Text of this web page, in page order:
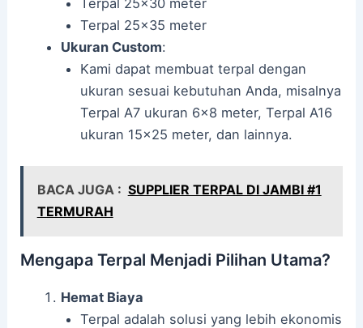
Terpal 25×30 meter
Terpal 25×35 meter
Ukuran Custom:
Kami dapat membuat terpal dengan
ukuran sesuai kebutuhan Anda, misalnya
Terpal A7 ukuran 6×8 meter, Terpal A16
ukuran 15×25 meter, dan lainnya.
BACA JUGA : SUPPLIER TERPAL DI JAMBI #1
TERMURAH
Mengapa Terpal Menjadi Pilihan Utama?
Hemat Biaya
Terpal adalah solusi yang lebih ekonomis